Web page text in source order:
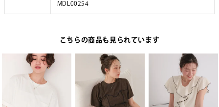
MDL00254
こちらの商品も見られています